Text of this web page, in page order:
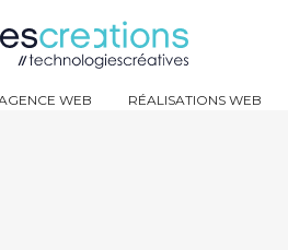
WEB RÉALISATIONS WEB